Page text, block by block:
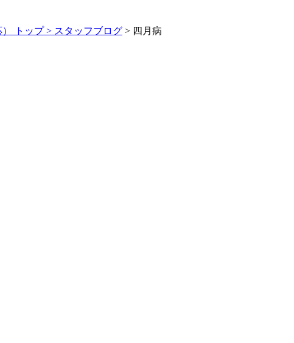
） トップ > スタッフブログ > 四月病